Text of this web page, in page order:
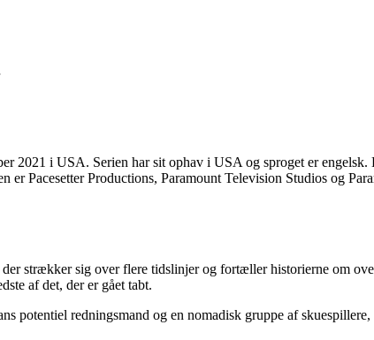
2021 i USA. Serien har sit ophav i USA og sproget er
er Pacesetter Productions, Paramount Television Studios og
strækker sig over flere tidslinjer og fortæller historierne om
af det, der er gået tabt.
potentiel redningsmand og en nomadisk gruppe af